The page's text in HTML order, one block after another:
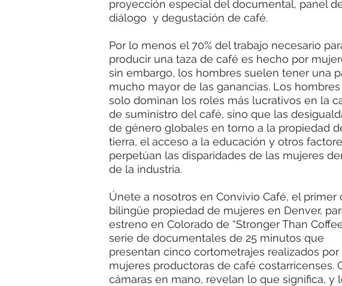
proyección especial del documental, panel
diálogo y degustación de café.
Por lo menos el 70% del trabajo necesario
producir una taza de café es hecho por
sin embargo, los hombres suelen tener una
mucho mayor de las ganancias. Los
solo dominan los roles más lucrativos en la
de suministro del café, sino que las
de género globales en torno a la propiedad
tierra, el acceso a la educación y otros
perpetúan las disparidades de las mujeres
de la industria.
Únete a nosotros en Convivio Café, el primer
bilingüe propiedad de mujeres en Denver,
estreno en Colorado de “Stronger Than
serie de documentales de 25 minutos que
presentan cinco cortometrajes realizados por
mujeres productoras de café costarricenses.
cámaras en mano, revelan lo que significa, y